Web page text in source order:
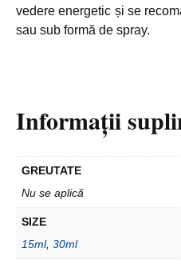
vedere energetic și se
sau sub formă de spray.
Informații
GREUTATE
Nu se aplică
SIZE
15ml, 30ml